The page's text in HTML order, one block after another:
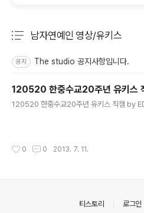
남자연예인 영상/유키스
공지 The studio 공지사항입니다.
120520 한중수교20주년 유키스
120520 한중수교20주년 유키스 직캠 by
0 0 2013. 7. 11.
티스토리 로그인